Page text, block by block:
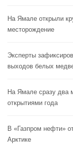
На Ямале открыли
месторождение
Эксперты
выходов белых
На Ямале сразу два
открытиями года
В «Газпром нефти»
Арктике